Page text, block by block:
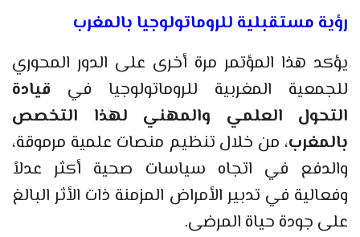
رؤية مستقبلية للروماتولوجيا بالمغرب
يؤكد هذا المؤتمر مرة أخرى على الدور المحوري
للجمعية المغربية للروماتولوجيا في قيادة
التحول العلمي والمهني لهذا التخصص
بالمغرب، من خلال تنظيم منصات علمية مرموقة،
والدفع في اتجاه سياسات صحية أكثر عدلاً
وفعالية في تدبير الأمراض المزمنة ذات الأثر البالغ
على جودة حياة المرضى.